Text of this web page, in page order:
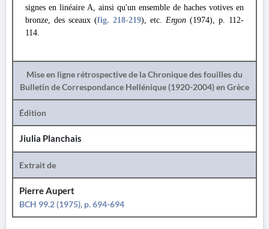
signes en linéaire A, ainsi qu'un ensemble de haches votives en
bronze, des sceaux (fig. 218-219), etc. Ergon (1974), p. 112-
114.
Mise en ligne rétrospective de la Chronique des fouilles du
Bulletin de Correspondance Hellénique (1920-2004) en Grèce
Édition
Jiulia Planchais
Extrait de
Pierre Aupert
BCH 99.2 (1975), p. 694-694